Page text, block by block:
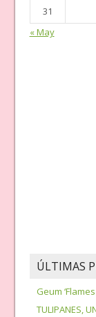
31
« May
ÚLTIMAS
Geum
TULIPANES,